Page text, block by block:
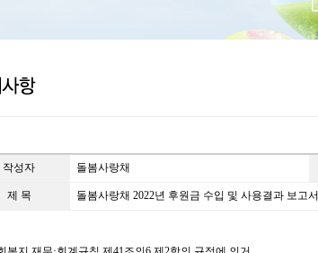
작성자 돌봄사랑채
제 목 돌봄사랑채 2022년 후원금 수입 및 사용결과 보고서